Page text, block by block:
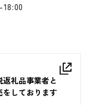
礼品事業者と
をしております